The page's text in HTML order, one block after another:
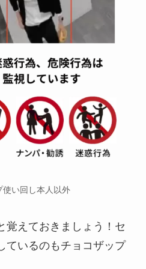
使い回し本人以外
覚えておきましょう！セ
ているのもチョコザップ